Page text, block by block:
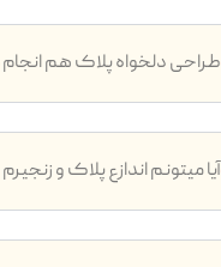
طراحی دلخواه پلاک هم
آیا میتونم اندازع پلاک و